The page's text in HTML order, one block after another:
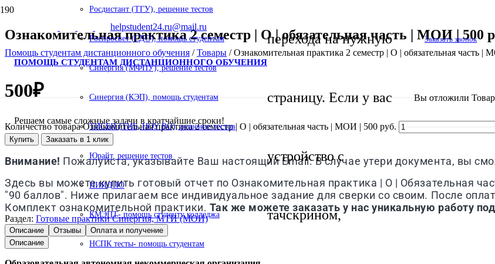
helpstudent24.ru@mail.ru
ПОМОЩЬ СТУДЕНТАМ ДИСТАНЦИОННОГО ОБУЧЕНИЯ
Решаем самые сложные задачи в кратчайшие сроки!
перехода на нужную
страницу. Если у вас
устройство с
тачскрином,
Заказать звонок
Вы отложили Товар
Росдистант (ТГУ), решение тестов
Роспросвет (СДО), помощь студентам
Синергия (МФПУ), решение тестов
Синергия (КЭП), помощь студентам
ТИСБИ (ТИБ, НОУ ВО), решение тестов
Юрайт, решение тестов
НИИДПО
КМЭПТ- помощь студенту колледжа
НСПК тесты- помощь студентам
Ознакомительная практика 2 семестр | О | обязательная часть | МОИ | 500
Помощь студентам дистанционного обучения /Товары /Ознакомительная практика 2 семестр | О | обязательная часть
500₽
Количество товара Ознакомительная практика 2 семестр | О | обязательная часть | МОИ | 500 руб.
Купить Заказать в 1 клик
Внимание! Пожалуйста, указывайте Ваш настоящий Email. В случае утери документа, вы
Здесь вы можете купить готовый отчет по Ознакомительная практика | О | Обязательная
"90 баллов". Ниже прилагаем все индивидуальное задание для сверки со своим. После
Комплект ознакомительной практики. Так же можете заказать у нас уникальную работу
Раздел: Готовые практики Синергия, МТИ (МОИ)
Описание Отзывы
Оплата и получение
Описание